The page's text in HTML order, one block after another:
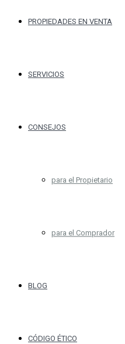
PROPIEDADES EN VENTA
SERVICIOS
CONSEJOS
para el Propietario
para el Comprador
BLOG
CÓDIGO ÉTICO